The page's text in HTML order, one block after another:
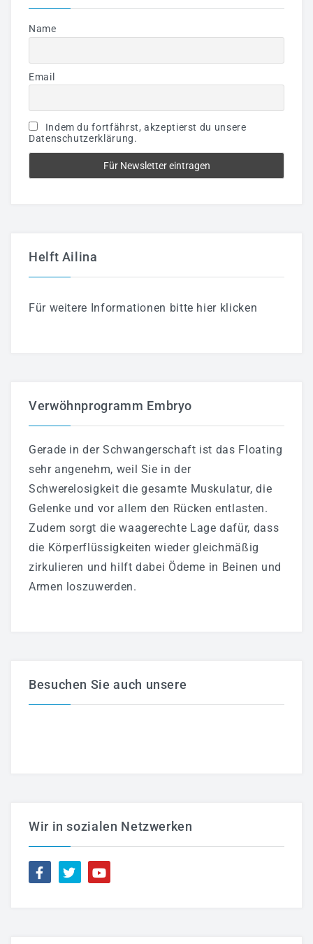
Name
Email
Indem du fortfährst, akzeptierst du unsere
Datenschutzerklärung.
Helft Ailina
Für weitere Informationen bitte hier klicken
Verwöhnprogramm Embryo
Gerade in der Schwangerschaft ist das Floating
sehr angenehm, weil Sie in der
Schwerelosigkeit die gesamte Muskulatur, die
Gelenke und vor allem den Rücken entlasten.
Zudem sorgt die waagerechte Lage dafür, dass
die Körperflüssigkeiten wieder gleichmäßig
zirkulieren und hilft dabei Ödeme in Beinen und
Armen loszuwerden.
Besuchen Sie auch unsere
Wir in sozialen Netzwerken